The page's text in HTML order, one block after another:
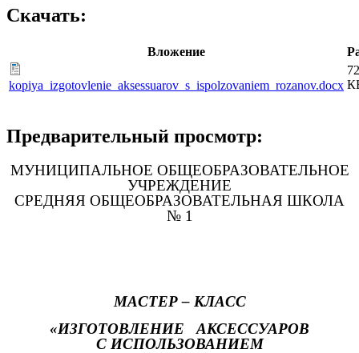
Скачать:
Вложение
kopiya_izgotovlenie_aksessuarov_s_ispolzovaniem_rozanov.docx
Предварительный просмотр:
МУНИЦИПАЛЬНОЕ ОБЩЕОБРАЗОВАТЕЛЬНОЕ
УЧРЕЖДЕНИЕ
СРЕДНЯЯ ОБЩЕОБРАЗОВАТЕЛЬНАЯ ШКОЛА
№ 1
МАСТЕР – КЛАСС
«ИЗГОТОВЛЕНИЕ АКСЕССУАРОВ
С ИСПОЛЬЗОВАНИЕМ